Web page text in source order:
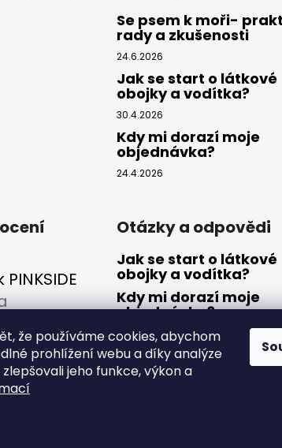
že používáme cookies, abychom
prohlížení webu a díky analýze
jeho funkce, výkon a
v
ý
i
s
u
Se psem k moři-
rady a zkušenosti
24.6.2026
Jak se start o látkové
obojky a vodítka?
30.4.2026
Kdy mi dorazí moje
objednávka?
24.4.2026
produktu je 5 z 5 hvězdiček.
je slušiví 😍
Otázky a odpovědi
Jak se start o látkové
obojky a vodítka?
Kdy mi dorazí moje
objednávka?
Nejčastější dotazy-
může a nemůže pes